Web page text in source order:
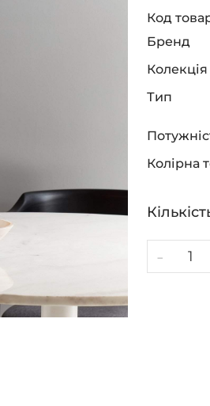
Код
Бренд
Колекція
Тип
Колірна
-